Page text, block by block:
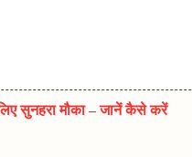
सुनहरा मौका – जानें कैसे करें